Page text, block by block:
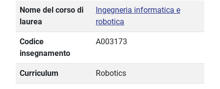
Nome del corso di
laurea
Ingegneria informatica e
robotica
Codice
insegnamento
A003173
Curriculum Robotics